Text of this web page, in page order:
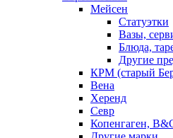
Мейсен
Статуэтки
Вазы,
Блюда,
Другие
КРМ (старый
Вена
Херенд
Севр
Копенгаген,